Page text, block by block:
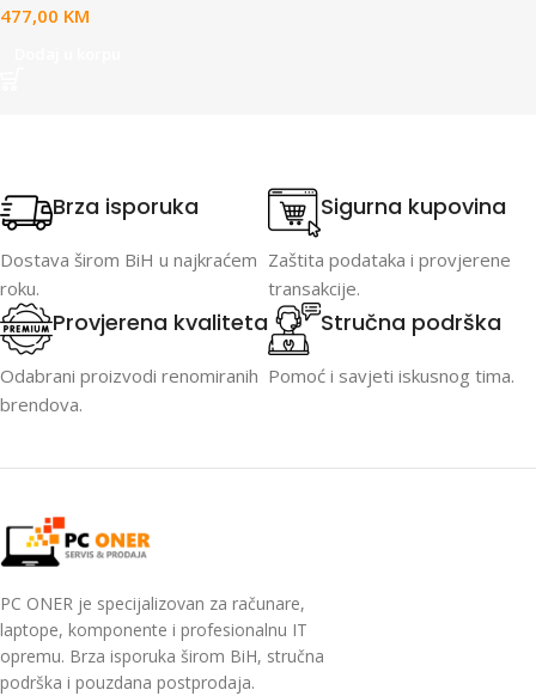
Interactive RGB,
477,00 KM
Brza isporuka
Dostava širom BiH u najkraćem
roku.
Sigurna kupovina
Zaštita podataka i provjerene
transakcije.
Provjerena kvaliteta
Odabrani proizvodi renomiranih
brendova.
Stručna podrška
Pomoć i savjeti iskusnog tima.
PC ONER je specijalizovan za računare,
laptope, komponente i profesionalnu IT
opremu. Brza isporuka širom BiH, stručna
podrška i pouzdana postprodaja.